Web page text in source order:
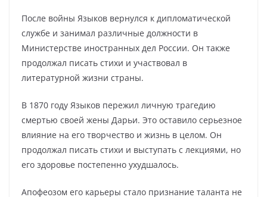
После войны Языков вернулся к дипломатической
службе и занимал различные должности в
Министерстве иностранных дел России. Он также
продолжал писать стихи и участвовал в
литературной жизни страны.
В 1870 году Языков пережил личную трагедию
смертью своей жены Дарьи. Это оставило серьезное
влияние на его творчество и жизнь в целом. Он
продолжал писать стихи и выступать с лекциями, но
его здоровье постепенно ухудшалось.
Апофеозом его карьеры стало признание таланта не